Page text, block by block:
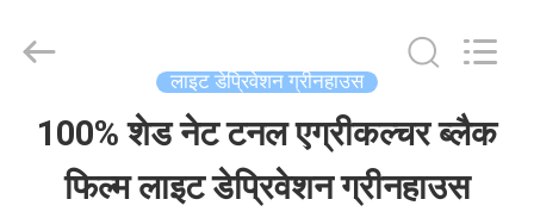
Pipe
लाइट डेप्रिवेशन ग्रीनहाउस
100% शेड नेट टनल एग्रीकल्चर ब्लैक
फिल्म लाइट डेप्रिवेशन ग्रीनहाउस